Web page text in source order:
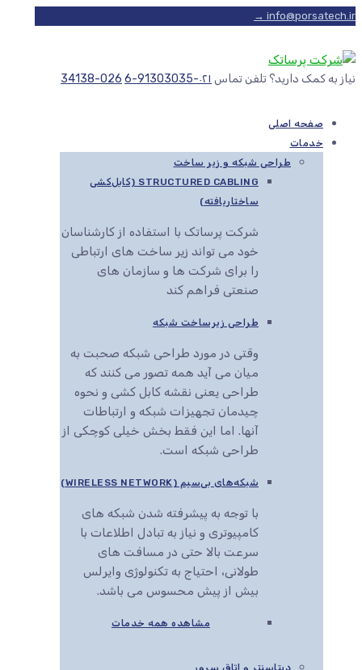
info@porsatech.ir →
نیاز به کمک دارید؟ تلفن تماس ۰۲۱-91303035-6 026-34138
صفحه اصلی
خدمات
طراحی شبکه و زیر ساخت
STRUCTURED CABLING (کابل‌کشی
ساختاریافته)
شرکت پرساتک با استفاده از کارشناسان
خود می تواند زیر ساخت های ارتباطی
را برای شرکت ها و سازمان های
صنعتی فراهم کند
طراحی زیرساخت شبکه
وقتی در مورد طراحی شبکه صحبت به
میان می آید همه تصور می کنند که
طراحی یعنی نقشه کابل کشی و نحوه
چیدمان تجهیزات شبکه و ارتباطات
آنها. اما این فقط بخش خیلی کوچکی از
طراحی شبکه است.
شبکه‌های بی‌سیم (WIRELESS NETWORK)
با توجه به پیشرفته شدن شبکه های
کامپیوتری و نیاز به تبادل اطلاعات با
سرعت بالا حتی در مسافت های
طولانی، احتیاج به تکنولوژی وایرلس
بیش از پیش محسوس می باشد.
مشاهده همه خدمات
دیتاسنتر و اتاق سرور